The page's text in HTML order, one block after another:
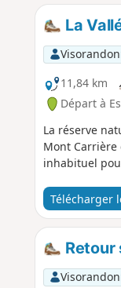
La
11,84 km
Départ à
La réserve
Mont Carrière
inhabituel
Télécharger
Retour